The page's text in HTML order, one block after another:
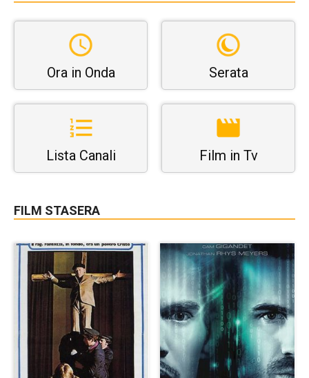
Ora in Onda Serata
Lista Canali Film in Tv
FILM STASERA